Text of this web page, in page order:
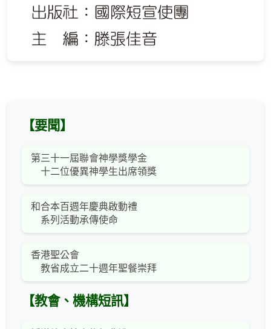
【要聞】
第三十一屆聯會神學獎學金
十二位優異神學生出席領獎
和合本百週年慶典啟動禮
系列活動承傳使命
香港聖公會
教省成立二十週年聖餐崇拜
【教會、機構短訊】